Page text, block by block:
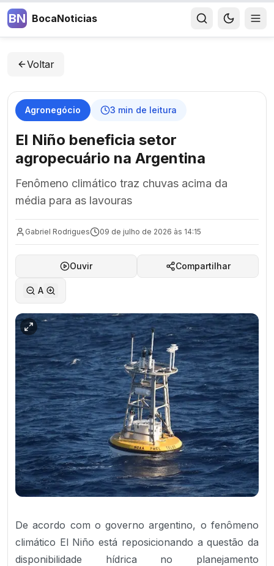
BN BocaNoticias
Voltar
Agronegócio 3 min de leitura
El Niño beneficia setor
agropecuário na Argentina
Fenômeno climático traz chuvas acima da
média para as lavouras
Gabriel Rodrigues 09 de julho de 2026 às 14:15
Ouvir Compartilhar
A
De acordo com o governo argentino, o fenômeno
climático El Niño está reposicionando a questão da
disponibilidade hídrica no planejamento